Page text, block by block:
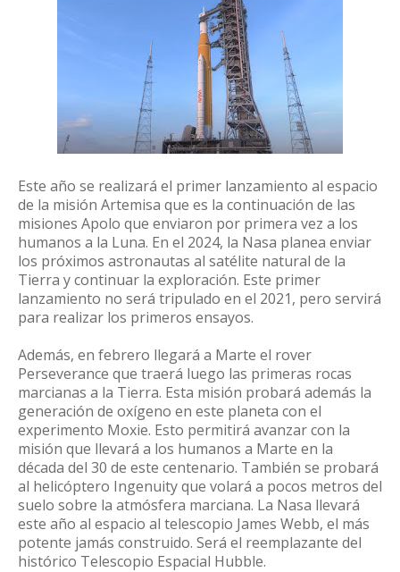
Este año se realizará el primer lanzamiento al espacio
de la misión Artemisa que es la continuación de las
misiones Apolo que enviaron por primera vez a los
humanos a la Luna. En el 2024, la Nasa planea enviar
los próximos astronautas al satélite natural de la
Tierra y continuar la exploración. Este primer
lanzamiento no será tripulado en el 2021, pero servirá
para realizar los primeros ensayos.
Además, en febrero llegará a Marte el rover
Perseverance que traerá luego las primeras rocas
marcianas a la Tierra. Esta misión probará además la
generación de oxígeno en este planeta con el
experimento Moxie. Esto permitirá avanzar con la
misión que llevará a los humanos a Marte en la
década del 30 de este centenario. También se probará
al helicóptero Ingenuity que volará a pocos metros del
suelo sobre la atmósfera marciana. La Nasa llevará
este año al espacio al telescopio James Webb, el más
potente jamás construido. Será el reemplazante del
histórico Telescopio Espacial Hubble.